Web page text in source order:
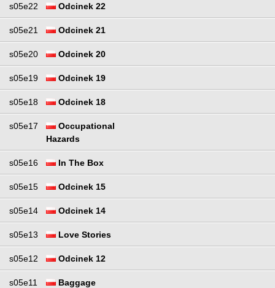
s05e22 Odcinek 22
s05e21 Odcinek 21
s05e20 Odcinek 20
s05e19 Odcinek 19
s05e18 Odcinek 18
s05e17
Occupational
Hazards
s05e16 In The Box
s05e15 Odcinek 15
s05e14 Odcinek 14
s05e13 Love Stories
s05e12 Odcinek 12
s05e11 Baggage